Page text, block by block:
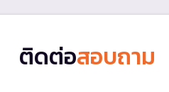
ติดต่อสอบถาม